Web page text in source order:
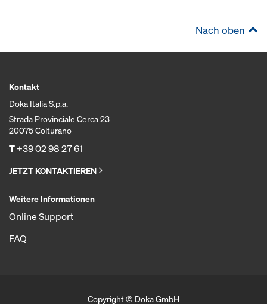
Nach oben
Kontakt
Doka Italia S.p.a.
Strada Provinciale Cerca 23
20075 Colturano
T+39 02 98 27 61
JETZT KONTAKTIEREN
Weitere Informationen
Online Support
FAQ
Copyright © Doka GmbH